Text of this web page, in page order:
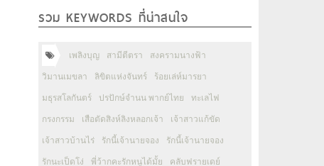
รวม KEYWORDS ที่น่าสนใจ
เพลิงบุญ สามีตีตรา สงครามนางฟ้า
วิมานเมขลา ลิขิตแห่งจันทร์ ร้อยเล่ห์มารยา
มธุรสโลกันตร์ ปรปักษ์จำนน พากย์ไทย ทะเลไฟ
กรงกรรม เสือตัดสิงห์ลิงหลอกเจ้า เจ้าสาวแก้ขัด
เจ้าสาวบ้านไร่ รักนี้เจ้านายจอง รักนี้เจ้านายจอง
รักนะเป็ดโง่ พี่ว้ากคะรักหนูได้มั้ย คลับฟรายเดย์